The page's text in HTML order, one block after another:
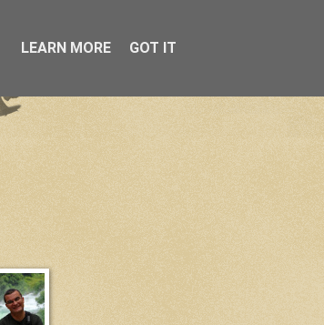
LEARN MORE GOT IT